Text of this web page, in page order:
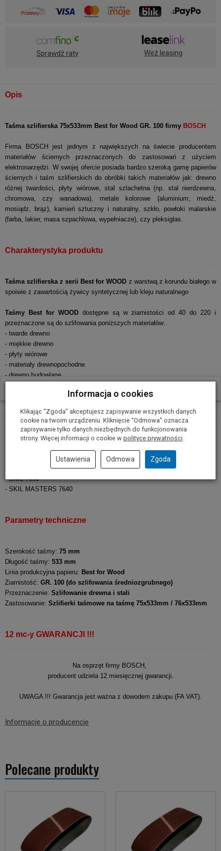
Sprawdź raty Weź leasing
Opis
Taśma szlifierska 75x533mm Best for Wood GR. 100 firmy BOSCH
Firma BOSCH jest jednym z największych na świecie producentem
materiałów ściernych przeznaczonych do zastosowań z użyciem
elektronarzędzi. W swojej ofercie posiada bardzo szeroką gamę papierów
ściernych i taśm szlifierskich do obróbki takich materiałów jak: drewno
różnej twardości, płyty wiórowe, stal szlachetna (np. stal nierdzewna,
chromowa, czy wanadowa), metale kolorowe (aluminium, miedź,
mosiądz, brąz), kamień sztuczny i naturalny, szkło, powłoki malarskie
(farba, lakier, masa szpachlowa, wypełniacze), czy pleksiglas.
Charakterystyka produktu
Taśma szlifierska z serii Best for WOOD z warstwą z korundu białego w
spoiwie z zawartością żywicy syntetycznej lub kleju naturalnego
Taśmy Best for WOOD dostępne są w ziarnistości od 40 do 220 i
przeznaczone są do szlifowania poniższych materiałów:
- twarde drewno
- miękkie drewno
- płyty wiórowe
- materiały drewnopochodne
- drewno budowlane
Oferowane taśmy przeznaczone są między innymi do poniższych
szlifierek taśmowych:
- BOSCH GBS 75 AE
- BOSCH PBS 75 AE
- BOSCH PBS 75 A
- SKIL 7640
- SKIL 7650
- SKIL MASTERS 7640
Parametry techniczne
Szerokość taśmy: 75 mm
Długość taśmy: 533 mm
Linia produkcyjna papieru: Best for Wood
Ziarnistość: GR. 100 (do szlifowania średniozgrubnego)
Przeznaczenie: Szlifowanie drewna i stali
Zastosowanie: Szlifierki taśmowe na taśmę 75x533mm / 76x533mm
12 mc-y GWARANCJI !!!
Na osprzęt firmy BOSCH,
producent udziela 12 miesięcznej gwarancji.
UWAGA !!! Gwarancja jest ważna z dowodem zakupu (FA VAT).
Informacje o producencie
Polecane produkty
W ostatnich 30 dniach produktem interesuje się
Informacja o cookies
Klikając “Zgoda” akceptujesz zapisywanie wszystkich danych
cookie na twoim urządzeniu. Kliknięcie “Odmowa” oznacza
zapisywanie tylko danych niezbędnych do funkcjonowania
strony. Więcej informacji o cookie w polityce prywatności.
Ustawienia Odmowa Zgoda